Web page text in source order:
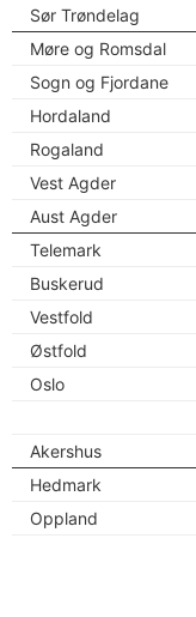
Sør Trøndelag
Møre og Romsdal
Sogn og Fjordane
Hordaland
Rogaland
Vest Agder
Aust Agder
Telemark
Buskerud
Vestfold
Østfold
Oslo
Akershus
Hedmark
Oppland